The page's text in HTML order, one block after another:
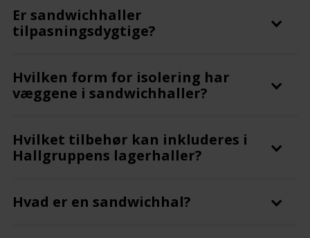
Er sandwichhaller
tilpasningsdygtige?
Hvilken form for isolering har
væggene i sandwichhaller?
Hvilket tilbehør kan inkluderes i
Hallgruppens lagerhaller?
Hvad er en sandwichhal?